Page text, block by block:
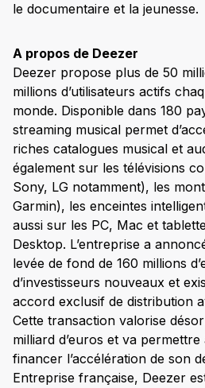
le documentaire et la jeunesse.
A propos de Deezer
Deezer propose plus de 50
millions d’utilisateurs actifs
monde. Disponible dans 180
streaming musical permet
riches catalogues musical et
également sur les télévisions
Sony, LG notamment), les
Garmin), les enceintes
aussi sur les PC, Mac et
Desktop. L’entreprise a
levée de fond de 160 millions
d’investisseurs nouveaux et
accord exclusif de distribution
Cette transaction valorise
milliard d’euros et va
financer l’accélération de son
Entreprise française, Deezer